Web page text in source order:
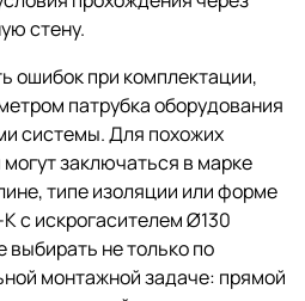
стену.
ошибок при комплектации,
патрубка оборудования
системы. Для похожих
заключаться в марке
типе изоляции или форме
с искрогасителем Ø130
не только по
монтажной задаче: прямой